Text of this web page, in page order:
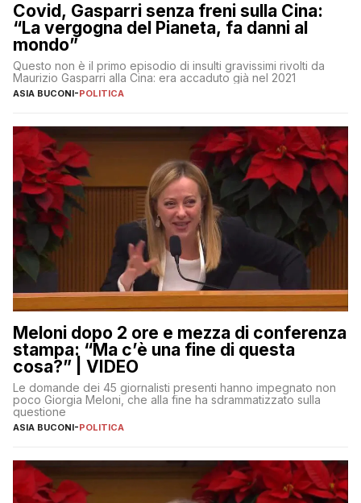
Covid, Gasparri senza freni sulla Cina:
“La vergogna del Pianeta, fa danni al
mondo”
Questo non è il primo episodio di insulti gravissimi rivolti da
Maurizio Gasparri alla Cina: era accaduto già nel 2021
ASIA BUCONI-POLITICA
Meloni dopo 2 ore e mezza di conferenza
stampa: “Ma c’è una fine di questa
cosa?” | VIDEO
Le domande dei 45 giornalisti presenti hanno impegnato non
poco Giorgia Meloni, che alla fine ha sdrammatizzato sulla
questione
ASIA BUCONI-POLITICA